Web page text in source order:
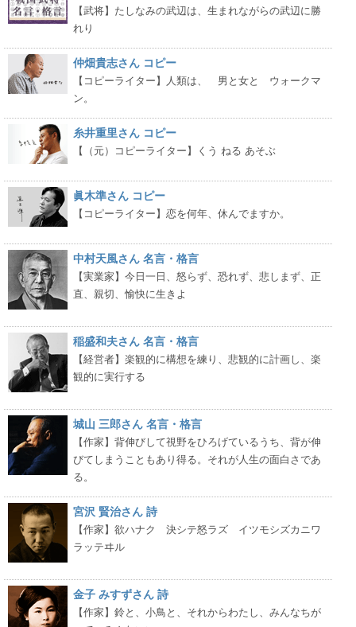
【武将】たしなみの武辺は、生まれながらの武辺に勝
れり
仲畑貴志さん コピー
【コピーライター】人類は、 男と女と ウォークマ
ン。
糸井重里さん コピー
【（元）コピーライター】くう ねる あそぶ
眞木準さん コピー
【コピーライター】恋を何年、休んでますか。
中村天風さん 名言・格言
【実業家】今日一日、怒らず、恐れず、悲しまず、正
直、親切、愉快に生きよ
稲盛和夫さん 名言・格言
【経営者】楽観的に構想を練り、悲観的に計画し、楽
観的に実行する
城山 三郎さん 名言・格言
【作家】背伸びして視野をひろげているうち、背が伸
びてしまうこともあり得る。それが人生の面白さであ
る。
宮沢 賢治さん 詩
【作家】欲ハナク 決シテ怒ラズ イツモシズカニワ
ラッテヰル
金子 みすずさん 詩
【作家】鈴と、小鳥と、それからわたし、みんなちが